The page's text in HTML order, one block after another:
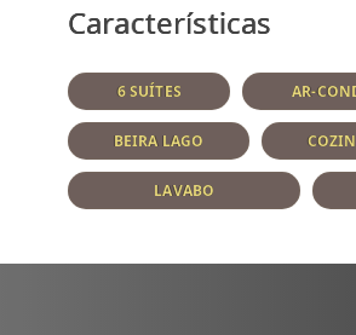
Características
6 SUÍTES AR-
BEIRA LAGO
LAVABO